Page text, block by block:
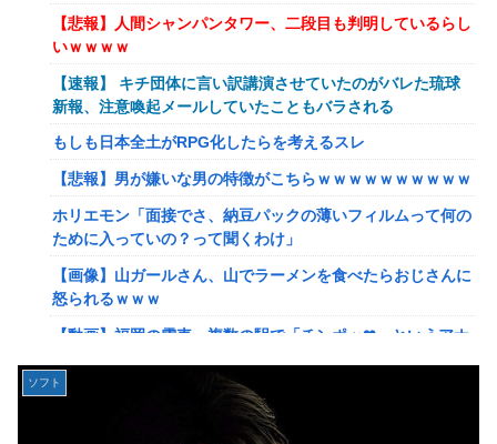
洋服の青山、空調ウェアを発売ｗｗｗｗｗｗ
女「43億円注文して………キャンセルっと！」←こいつの目
的
【驚愕】マチアプで会った外国人からまさかの『こう』言わ
れたんやがこれワイ詰みか？？？？？？？
【動画】手術中に熊本地震直撃やばすぎる
避難所にベッドがない！と文句たらたらだった左派、実際に
避難所にベッドが搬入されてしまった結果……
『ドラクエの面白さのピークははがねのつるぎ買った時』←
これ
【韓日共同調査】「日本に良い印象」の韓国人54.3％ 13年
【スト6】竹内ジョン選手「どう考えても調整の時期がおか
しい。大会の真っただ中にコンセプトが変わるほどの調整、
大会が終わった後は微調整。趣旨が一貫してない」
【悲報】人間シャンパンタワー、二段目も判明しているらし
いｗｗｗｗ
【速報】 キチ団体に言い訳講演させていたのがバレた琉球
新報、注意喚起メールしていたこともバラされる
もしも日本全土がRPG化したらを考えるスレ
【悲報】男が嫌いな男の特徴がこちらｗｗｗｗｗｗｗｗｗｗ
ホリエモン「面接でさ、納豆パックの薄いフィルムって何の
ために入っていの？って聞くわけ」
【画像】山ガールさん、山でラーメンを食べたらおじさんに
怒られるｗｗｗ
【動画】福岡の電車、複数の駅で「チンポッ❤」というアナ
【悲報】ショートスリーパー堀さん、対面で高須幹弥にブチ
ソフト